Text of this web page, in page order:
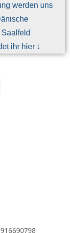
werden uns
ihr hier ↓